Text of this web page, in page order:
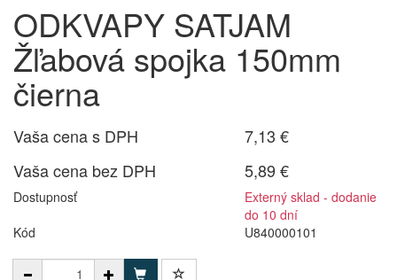
ODKVAPY SATJAM
Žľabová spojka 150mm
čierna
Vaša cena s DPH
7,13 €
Vaša cena bez DPH
5,89 €
Dostupnosť
Externý sklad - dodanie
do 10 dní
Kód
U840000101